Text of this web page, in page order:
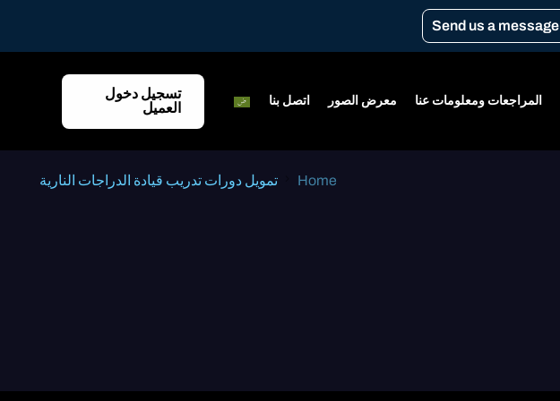
Send us a message
المراجعات ومعلومات عنا معرض الصور اتصل بنا
تسجيل دخول
العميل
Home تمويل دورات تدريب قيادة الدراجات النارية